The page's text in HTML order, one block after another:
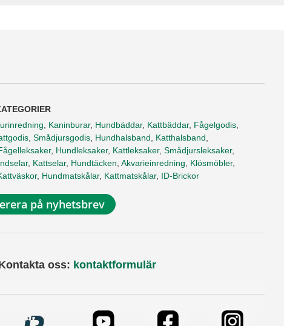
Kaninburar, Hundbäddar, Kattbäddar, Fågelgodis
Smådjursgodis Hundhalsband Katthalsband
, Hundleksaker, Kattleksaker, Smådjursleksaker,
, Kattselar, Hundtäcken Akvarieinredning Klösmöbler,
, Hundmatskålar, Kattmatskålar, ID-Brickor
på nyhetsbrev
oss: kontaktformulär